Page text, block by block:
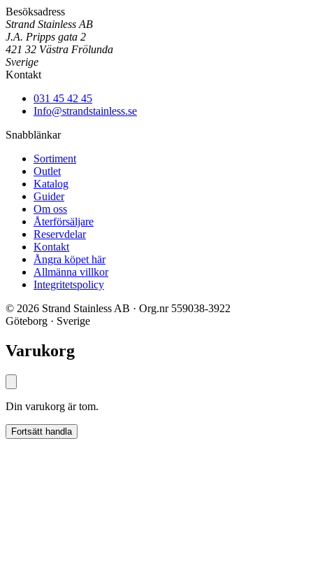
Besöksadress
Strand Stainless AB
J.A. Pripps gata 2
421 32 Västra Frölunda
Sverige
Kontakt
031 45 42 45
Info@strandstainless.se
Snabblänkar
Sortiment
Outlet
Katalog
Guider
Om oss
Återförsäljare
Reservdelar
Kontakt
Ångra köpet här
Allmänna villkor
Integritetspolicy
© 2026 Strand Stainless AB · Org.nr 559038-3922
Göteborg · Sverige
Varukorg
Din varukorg är tom.
Fortsätt handla